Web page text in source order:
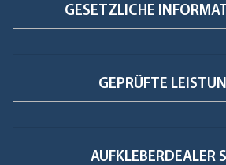
GESETZLICHE
GEPRÜFTE
AUFKLEBERDEALER